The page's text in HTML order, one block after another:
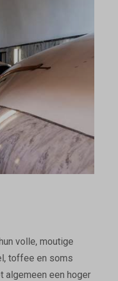
volle, moutige
toffee en soms
algemeen een hoger